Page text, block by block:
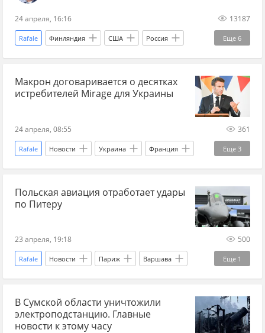
24 апреля, 16:16 13187
Еще 6
Rafale Финляндия США Россия
Дональд Трамп Ким Чен Ын НАТО
Мнения Ростислав Ищенко весь Ищенко
Макрон договаривается о десятках
истребителей Mirage для Украины
24 апреля, 08:55 361
Еще 3
Rafale Новости Украина Франция
Греция Эммануэль Макрон Украина.ру
Польская авиация отработает удары
по Питеру
23 апреля, 19:18 500
Еще 1
Rafale Новости Париж Варшава
Россия
В Сумской области уничтожили
электроподстанцию. Главные
новости к этому часу